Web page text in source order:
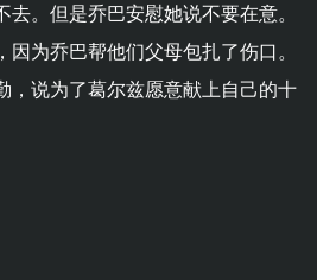
。但是乔巴安慰她说不要在意。
为乔巴帮他们父母包扎了伤口。
，说为了葛尔兹愿意献上自己的十